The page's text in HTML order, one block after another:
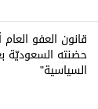
قانون العفو العام
حضنته السعوديّة
السياسية"